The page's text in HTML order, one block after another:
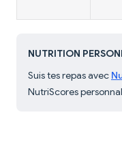
NUTRITION
Suis tes repas avec
NutriScores